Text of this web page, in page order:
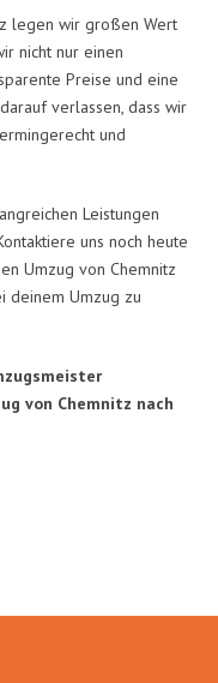
legen wir großen Wert
nicht nur einen
Preise und eine
verlassen, dass wir
und
Leistungen
uns noch heute
Umzug von Chemnitz
deinem Umzug zu
von Chemnitz nach